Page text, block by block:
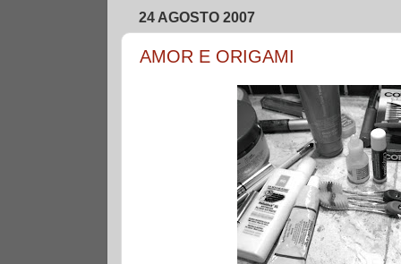
24 AGOSTO 2007
AMOR E ORIGAMI